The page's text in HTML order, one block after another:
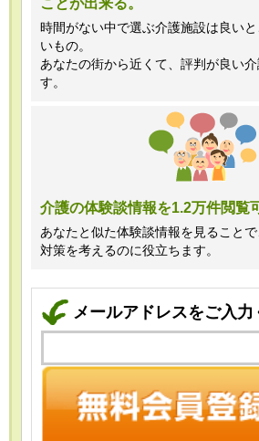
（受付時間 10時～19時 土
く・営業のお電話はお断り
ことが出来る。
時間がない中で選ぶ介護施設は良い
いもの。
あなたの街から近くて、評判が良い
す。
介護の体験談情報を1.2万件閲覧
あなたと似た体験談情報を見ること
対策を考えるのに役立ちます。
メールアドレスをご入力